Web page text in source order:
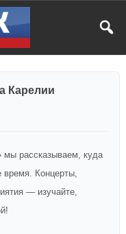
Карелии
мы рассказываем, куда
время. Концерты,
— изучайте,